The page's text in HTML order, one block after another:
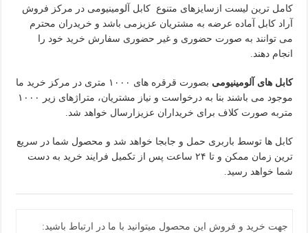
کامل ترین لیست ازسایزهای متنوع کابل آلومینیومی در مرکز فروش
آراد کابل آماده عرضه به مشتریان عزیزمی باشد و خریدران محترم
می توانند به صورت حضوری و غیر حضوری سفارش خرید خود را
انجام دهند.
کابل های آلومینیومی
بصورت قرقره های ۱۰۰۰ متری در مرکز خرید ما
موجود می باشند بنا به درخواست و نیاز مشتریان، متراژهای زیر ۱۰۰۰
متربه صورت کلاف برای خریداران عزیزارسال خواهد شد.
کابل ها توسط باربری حمل و جابجا خواهد شد و محصول شما در سریع
ترین زمان ممکن و تا ۲۴ ساعت پس از تکمیل فرایند خرید به دست
شما خواهد رسید.
جهت خرید و فروش این محصول میتوانید با ما در ارتباط باشید: